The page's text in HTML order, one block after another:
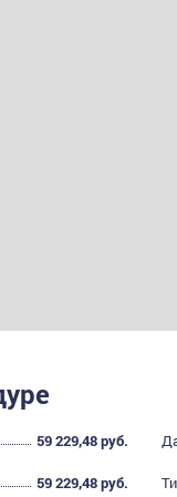
59 229,48 руб.
59 229,48 руб.